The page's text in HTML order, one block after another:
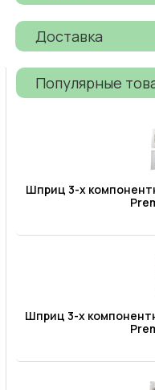
Доставка
Популярные
Шприц 3-х
Шприц 3-х